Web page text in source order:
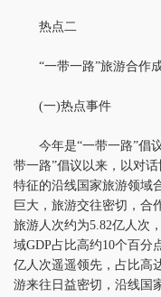
热点二
“一带一路”旅游合作
(一)热点事件
今年是“一带一路”倡议
带一路”倡议以来，以对
特征的沿线国家旅游领域
巨大，旅游交往密切，合
旅游人次约为5.82亿人次
域GDP占比高约10个百分
亿人次遥遥领先，占比高
游来往日益密切，沿线国